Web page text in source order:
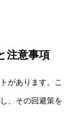
注意事項
があります。こ
、その回避策を